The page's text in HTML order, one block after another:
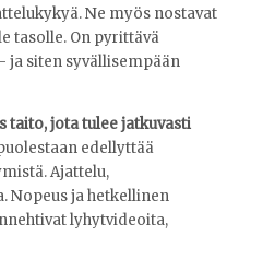
Ne myös nostavat
tasolle. On pyrittävä
ja siten syvällisempään
taito, jota tulee jatkuvasti
edellyttää
Ajattelu,
Nopeus ja hetkellinen
lyhytvideoita,